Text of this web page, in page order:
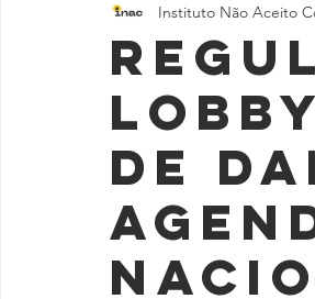
NOTA PÚBLICA CEID
de
Instituto Não Aceito